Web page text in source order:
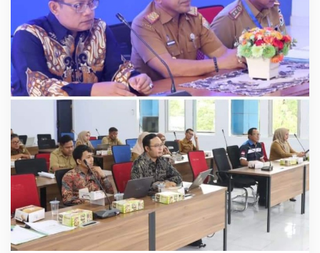
k
u
n
g
a
n
K
e
a
n
a
n
L
a
y
a